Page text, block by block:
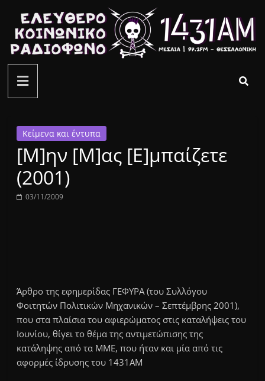
περιεχόμενο
ελεύθερο
κοινωνικό
ραδιόφωνο
1431AM
Κείμενα και έντυπα
[Μ]ην [Μ]ας [Ε]μπαίζετε
(2001)
03/11/2009
Άρθρο της εφημερίδας ΓΕΦΥΡΑ (του Συλλόγου
Φοιτητών Πολιτικών Μηχανικών – Σεπτέμβρης 2001),
που στα πλαίσια του αφιερώματος στις καταλήψεις του
Ιουνίου, θίγει το θέμα της αντιμετώπισης της
κατάληψης από τα ΜΜΕ, που ήταν και μία από τις
αφορμές ίδρυσης του 1431ΑΜ